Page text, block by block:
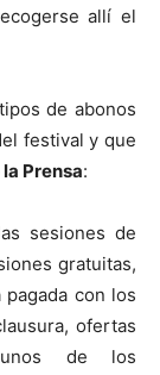
allí el
de abonos
festival y que
Prensa:
sesiones de
gratuitas,
con los
ofertas
de los